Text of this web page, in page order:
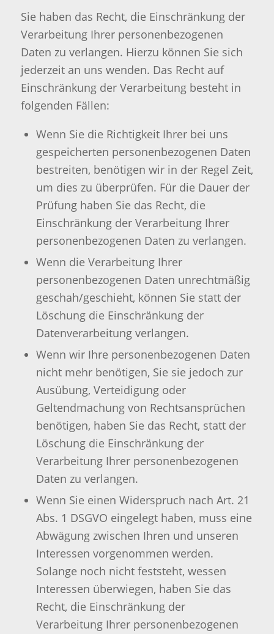
Sie haben das Recht, die Einschränkung der
Verarbeitung Ihrer personenbezogenen
Daten zu verlangen. Hierzu können Sie sich
jederzeit an uns wenden. Das Recht auf
Einschränkung der Verarbeitung besteht in
folgenden Fällen:
Wenn Sie die Richtigkeit Ihrer bei uns
gespeicherten personenbezogenen Daten
bestreiten, benötigen wir in der Regel Zeit,
um dies zu überprüfen. Für die Dauer der
Prüfung haben Sie das Recht, die
Einschränkung der Verarbeitung Ihrer
personenbezogenen Daten zu verlangen.
Wenn die Verarbeitung Ihrer
personenbezogenen Daten unrechtmäßig
geschah/geschieht, können Sie statt der
Löschung die Einschränkung der
Datenverarbeitung verlangen.
Wenn wir Ihre personenbezogenen Daten
nicht mehr benötigen, Sie sie jedoch zur
Ausübung, Verteidigung oder
Geltendmachung von Rechtsansprüchen
benötigen, haben Sie das Recht, statt der
Löschung die Einschränkung der
Verarbeitung Ihrer personenbezogenen
Daten zu verlangen.
Wenn Sie einen Widerspruch nach Art. 21
Abs. 1 DSGVO eingelegt haben, muss eine
Abwägung zwischen Ihren und unseren
Interessen vorgenommen werden.
Solange noch nicht feststeht, wessen
Interessen überwiegen, haben Sie das
Recht, die Einschränkung der
Verarbeitung Ihrer personenbezogenen